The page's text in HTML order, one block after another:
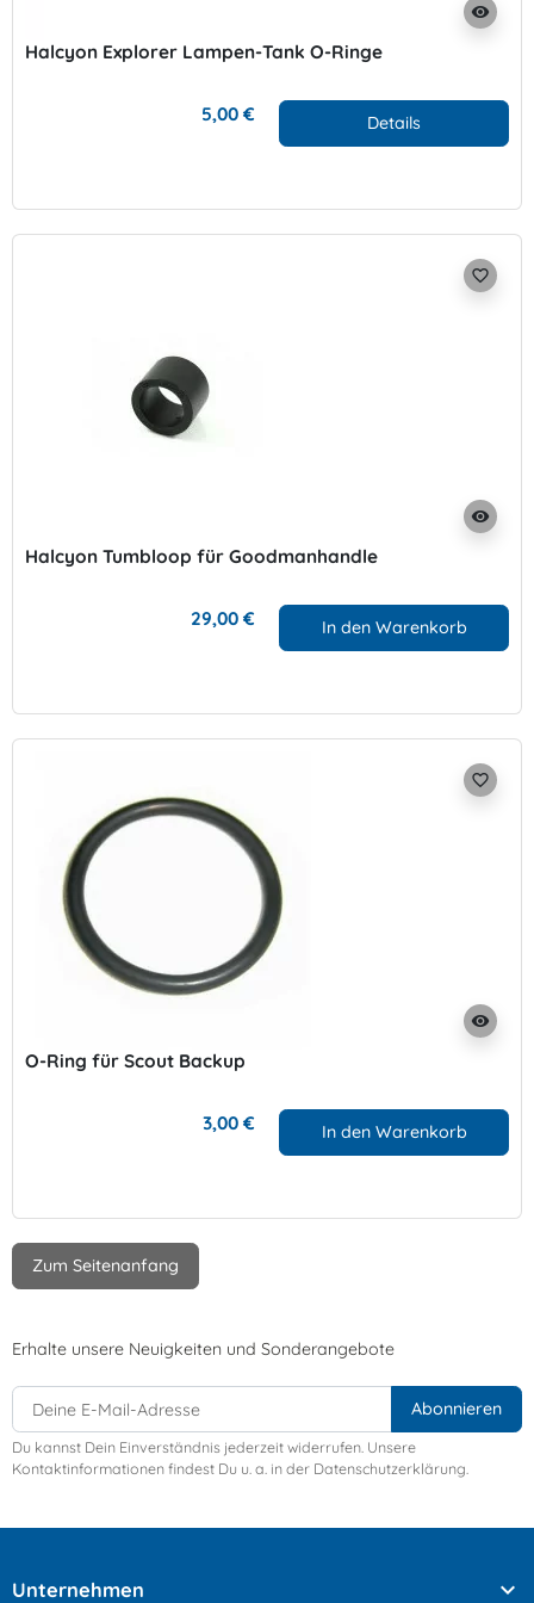
visibility
Halcyon Explorer Lampen-Tank O-Ringe
5,00 € Details
visibility
favorite_border
Halcyon Tumbloop für Goodmanhandle
29,00 € In den Warenkorb
visibility
favorite_border
O-Ring für Scout Backup
3,00 € In den Warenkorb
Zum Seitenanfang
Erhalte unsere Neuigkeiten und Sonderangebote
Du kannst Dein Einverständnis jederzeit widerrufen. Unsere
Kontaktinformationen findest Du u. a. in der Datenschutzerklärung.
Unternehmen 